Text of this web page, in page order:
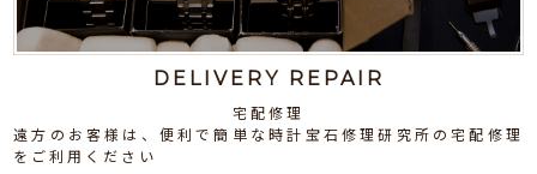
DELIVERY REPAIR
宅配修理
遠方のお客様は、便利で簡単な時計宝石修理研究所の宅配修理
をご利用ください